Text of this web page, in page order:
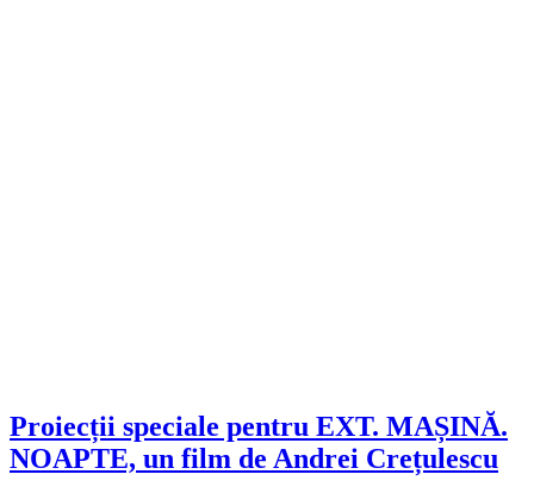
Proiecții speciale pentru EXT. MAȘINĂ.
NOAPTE, un film de Andrei Crețulescu